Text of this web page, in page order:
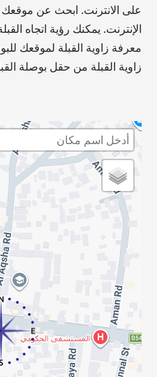
على الانترنت. ابحث عن
الإنترنت. يمكنك رؤية اتجاه
معرفة زاوية القبلة لموقعك
زاوية القبلة من حقل بوصلة